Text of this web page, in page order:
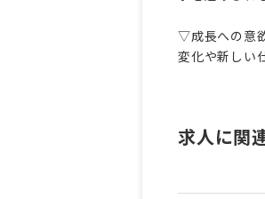
▽成長への意
変化や新しい
求人に関